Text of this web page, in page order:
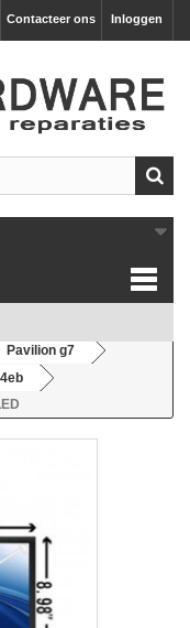
Inloggen
Contacteer ons
Pavilion g7